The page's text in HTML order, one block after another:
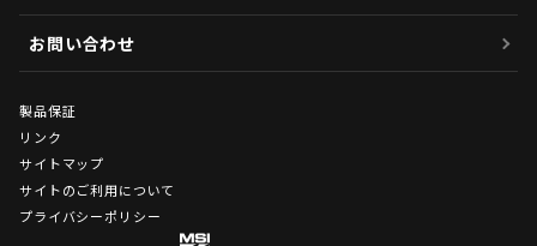
お問い合わせ
製品保証
リンク
サイトマップ
サイトのご利用について
プライバシーポリシー